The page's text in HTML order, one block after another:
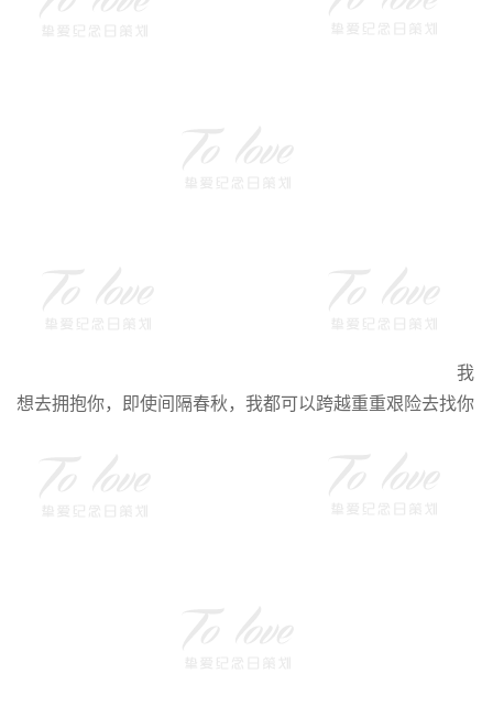
我
想去拥抱你，即使间隔春秋，我都可以跨越重重艰险去找你